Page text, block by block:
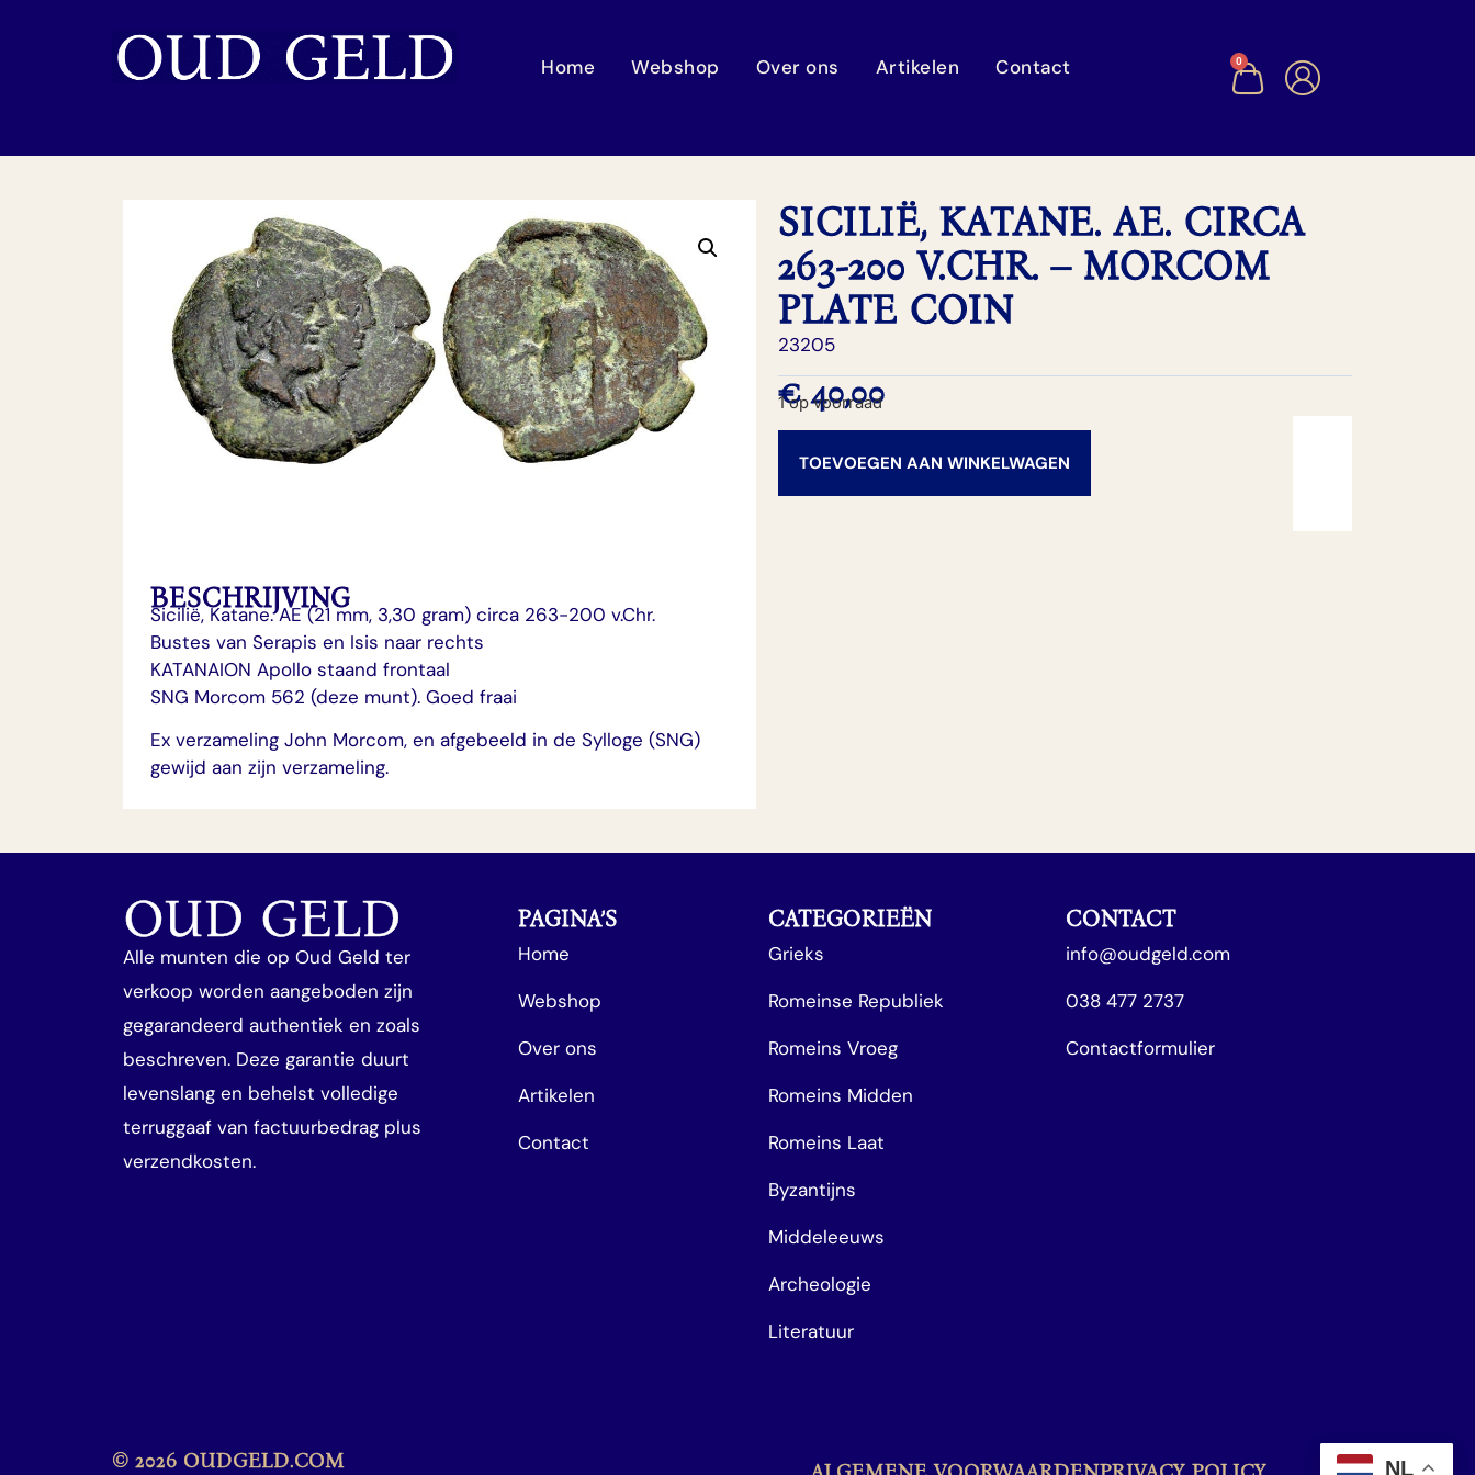
Home Webshop Over ons Artikelen Contact 0
BESCHRIJVING
Sicilië, Katane. AE (21 mm, 3,30 gram) circa 263-200 v.Chr.
Bustes van Serapis en Isis naar rechts
KATANAION Apollo staand frontaal
SNG Morcom 562 (deze munt). Goed fraai
Ex verzameling John Morcom, en afgebeeld in de Sylloge (SNG)
gewijd aan zijn verzameling.
SICILIË, KATANE. AE. CIRCA
263-200 V.CHR. – MORCOM
PLATE COIN
23205
€40,00
1 op voorraad
TOEVOEGEN AAN WINKELWAGEN
OUD GELD
Alle munten die op Oud Geld ter
verkoop worden aangeboden zijn
gegarandeerd authentiek en zoals
beschreven. Deze garantie duurt
levenslang en behelst volledige
terruggaaf van factuurbedrag plus
verzendkosten.
PAGINA’S
Home
Webshop
Over ons
Artikelen
Contact
CATEGORIEËN
Grieks
Romeinse Republiek
Romeins Vroeg
Romeins Midden
Romeins Laat
Byzantijns
Middeleeuws
Archeologie
Literatuur
CONTACT
info@oudgeld.com
038 477 2737
Contactformulier
© 2026 OUDGELD.COM NL